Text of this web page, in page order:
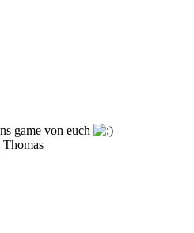
game von euch